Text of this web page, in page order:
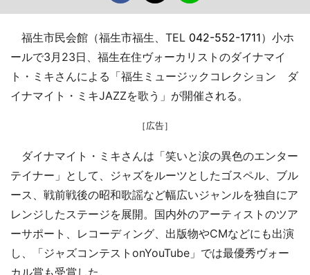
福生市民会館（福生市福生、TEL 042-552-1711）小ホ
ールで3月23日、福生在住ヴォーカリストのダイナマイ
ト・ミキさんによる「福生ミュージックコレクション ダ
イナマイト・ミキJAZZを歌う」が開催される。
［広告］
ダイナマイト・ミキさんは「笑いと涙の異色のエンター
テイナー」として、ジャズをルーツとしたゴスペル、ブル
ース、戦前戦後の昭和歌謡など幅広いジャンルを独自にア
レンジしたステージを展開。国内外のアーティストのツア
ーサポート、レコーディング、出版物やCMなどにも出演
し、「ジャズコンテストonYouTube」では最優秀ヴォー
カル賞も受賞した。